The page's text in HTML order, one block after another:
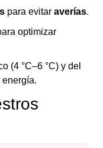
para evitar averías.
optimizar
(4 °C–6 °C) y del
energía.